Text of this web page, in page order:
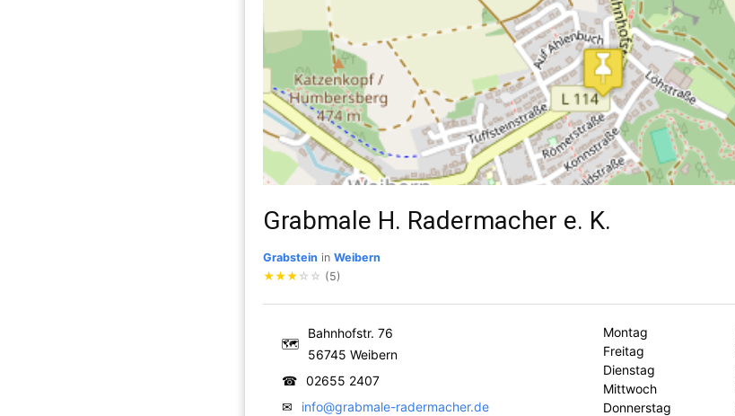
Grabmale H. Radermacher e. K.
Grabstein in Weibern
★★★ ☆ ☆ (5)
🗺
Bahnhofstr. 76
56745 Weibern
☎ 02655 2407
✉
info@grabmale-radermacher.de
Montag
Freitag
Dienstag
Mittwoch
Donnerstag